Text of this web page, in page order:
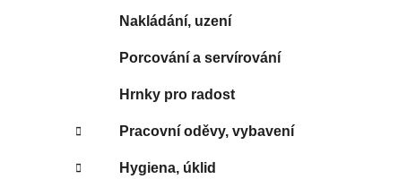
Nakládání, uzení
Porcování a servírování
Hrnky pro radost
Pracovní oděvy, vybavení
Hygiena, úklid